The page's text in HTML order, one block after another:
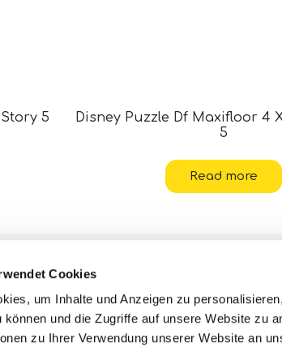
Cookies
um Inhalte und Anzeigen zu
können und die Zugriffe auf unsere Website zu
zu Ihrer Verwendung unserer Website an
5
Disney Puzzle Df Maxifloor 4
5
Read more
Hilfe
Datenschutzerklärungen und